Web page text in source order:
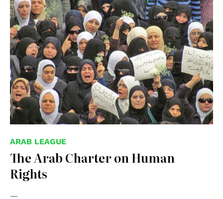
© UN Photo
ARAB LEAGUE
The Arab Charter on Human
Rights